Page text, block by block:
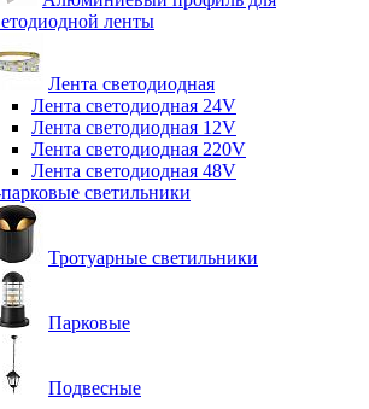
ленты
Лента светодиодная
Лента светодиодная 24V
Лента светодиодная 12V
Лента светодиодная 220V
Лента светодиодная 48V
светильники
Тротуарные светильники
Парковые
Подвесные